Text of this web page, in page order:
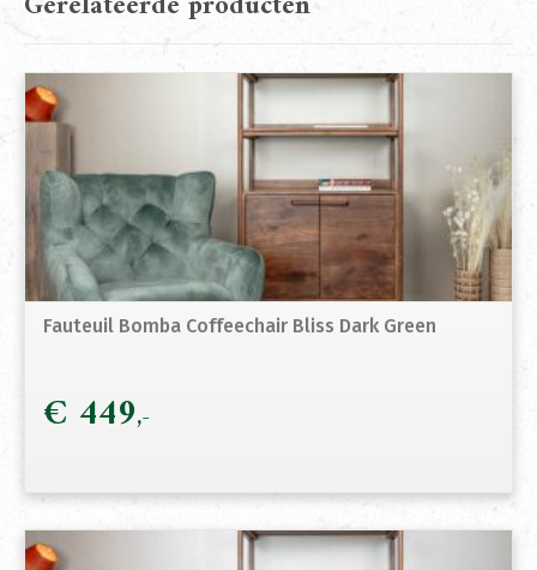
Fauteuil Bomba Coffeechair Bliss Dark Green
€ 449